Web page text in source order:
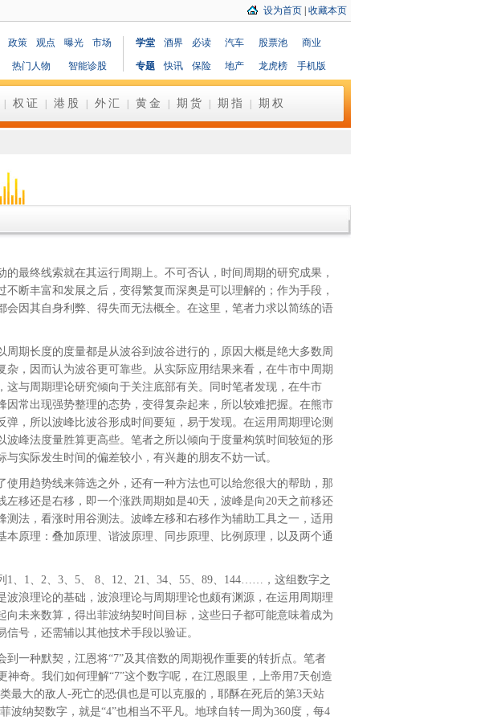
设为首页 收藏本页
政策 观点 曝光 市场
热门人物 智能诊股
学堂 酒界 必读 汽车 股票池 商业
专题 快讯 保险 地产 龙虎榜 手机版
权证 港股 外汇 黄金 期货 期指 期权
终线索就在其运行周期上。不可否认，时间周期的研究成果，
断丰富和发展之后，变得繁复而深奥是可以理解的；作为手段，
因其自身利弊、得失而无法概全。在这里，笔者力求以简练的语
期长度的度量都是从波谷到波谷进行的，原因大概是绝大多数周
，因而认为波谷更可靠些。从实际应用结果来看，在牛市中周期
与周期理论研究倾向于关注底部有关。同时笔者发现，在牛市
常出现强势整理的态势，变得复杂起来，所以较难把握。在熊市
，所以波峰比波谷形成时间要短，易于发现。在运用周期理论测
峰法度量胜算更高些。笔者之所以倾向于度量构筑时间较短的形
实际发生时间的偏差较小，有兴趣的朋友不妨一试。
用趋势线来筛选之外，还有一种方法也可以给您很大的帮助，那
移还是右移，即一个涨跌周期如是40天，波峰是向20天之前移还
法，看涨时用谷测法。波峰左移和右移作为辅助工具之一，适用
原理：叠加原理、谐波原理、同步原理、比例原理，以及两个通
1、2、3、5、 8、12、21、34、55、89、144……，这组数字之
浪理论的基础，波浪理论与周期理论也颇有渊源，在运用周期理
未来数算，得出菲波纳契时间目标，这些日子都可能意味着成为
号，还需辅以其他技术手段以验证。
种默契，江恩将“7”及其倍数的周期视作重要的转折点。笔者
奇。我们如何理解“7”这个数字呢，在江恩眼里，上帝用7天创造
最大的敌人-死亡的恐俱也是可以克服的，耶酥在死后的第3天站
波纳契数字，就是“4”也相当不平凡。地球自转一周为360度，每4